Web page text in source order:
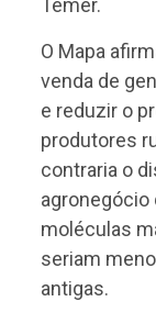
Temer.
O Mapa
venda de
e reduzir o
produtores
contraria o
agronegócio
moléculas
seriam
antigas.